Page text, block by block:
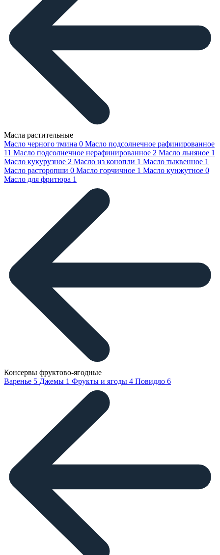
Масла растительные
Масло черного тмина 0 Масло подсолнечное рафинированное
11 Масло подсолнечное нерафинированное 2 Масло льняное 1
Масло кукурузное 2 Масло из конопли 1 Масло тыквенное 1
Масло расторопши 0 Масло горчичное 1 Масло кунжутное 0
Масло для фритюра 1
Консервы фруктово-ягодные
Варенье 5 Джемы 1 Фрукты и ягоды 4 Повидло 6